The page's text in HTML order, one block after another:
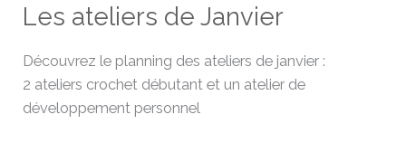
Les ateliers de Janvier
Découvrez le planning des ateliers de janvier :
2 ateliers crochet débutant et un atelier de
développement personnel